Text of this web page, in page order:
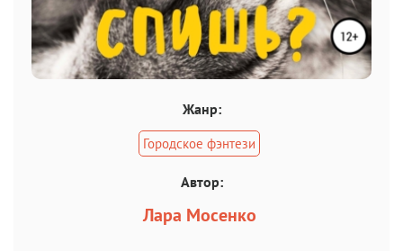
Жанр:
Городское фэнтези
Автор:
Лара Мосенко